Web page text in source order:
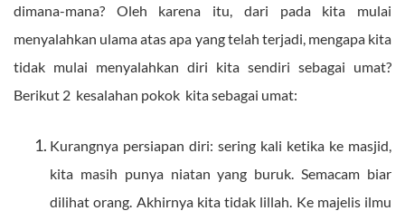
dimana-mana? Oleh karena itu, dari pada kita mulai
menyalahkan ulama atas apa yang telah terjadi, mengapa kita
tidak mulai menyalahkan diri kita sendiri sebagai umat?
Berikut 2 kesalahan pokok kita sebagai umat:
Kurangnya persiapan diri: sering kali ketika ke masjid,
kita masih punya niatan yang buruk. Semacam biar
dilihat orang. Akhirnya kita tidak lillah. Ke majelis ilmu